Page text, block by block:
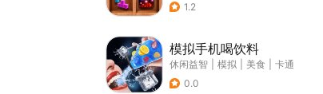
1.2
模拟手机喝饮料
休闲益智 模拟 美食
卡通
0.0